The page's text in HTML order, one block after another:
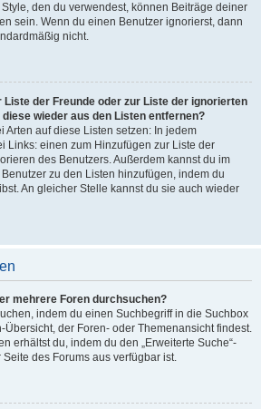
den du verwendest, können Beiträge deiner
sein. Wenn du einen Benutzer ignorierst, dann
nicht.
Liste der Freunde oder zur Liste der ignorierten
wieder aus den Listen entfernen?
Arten auf diese Listen setzen: In jedem
Links: einen zum Hinzufügen zur Liste der
des Benutzers. Außerdem kannst du im
zu den Listen hinzufügen, indem du
An gleicher Stelle kannst du sie auch wieder
mehrere Foren durchsuchen?
indem du einen Suchbegriff in die Suchbox
der Foren- oder Themenansicht findest.
erhältst du, indem du den „Erweiterte Suche“-
des Forums aus verfügbar ist.